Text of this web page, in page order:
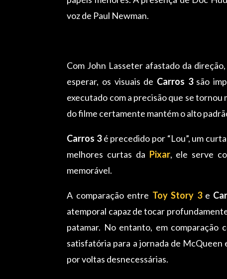
voz de Paul Newman.
Com John Lasseter afastado da
esperar, os visuais de Carros 3são
executado com a precisão que se tornou
do filme certamente mantém o alto
Carros 3é precedido por “Lou”, um
melhores curtas da Pixar, ele serve
memorável.
A comparação entre Toy Story 3e
atemporal capaz de tocar
patamar. No entanto, em comparação
satisfatória para a jornada de McQueen
por voltas desnecessárias.